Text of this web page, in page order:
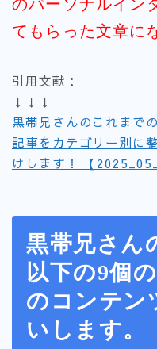
のパーソナルイン
てもらった文章に
引用文献：
↓↓↓
黒帯兄さんのこれまで
記事をカテゴリー別に
けします！ 【
黒帯兄さん
以下の9個
のコンテン
いします。